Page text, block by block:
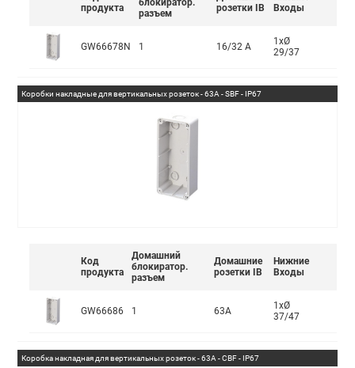
продукта
блокиратор.
разъем
розетки IB
Входы
GW66678N 1 16/32 A
1xØ
29/37
Коробки накладные для вертикальных розеток - 63А - SBF - IP67
Код
продукта
Домашний
блокиратор.
разъем
Домашние
розетки IB
Нижние
Входы
GW66686 1 63A
1xØ
37/47
Коробка накладная для вертикальных розеток - 63A - CBF - IP67